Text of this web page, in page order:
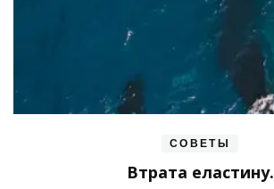
СОВЕТЫ
Втрата еластину.